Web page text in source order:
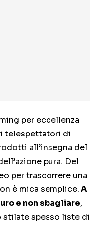
per eccellenza
telespettatori di
all’insegna del
pura. Del
per trascorrere una
è mica semplice.A
e non sbagliare,
stilate spesso liste di